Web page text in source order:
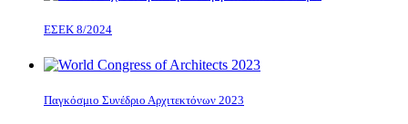
ΕΣΕΚ 8/2024
Παγκόσμιο Συνέδριο Αρχιτεκτόνων 2023